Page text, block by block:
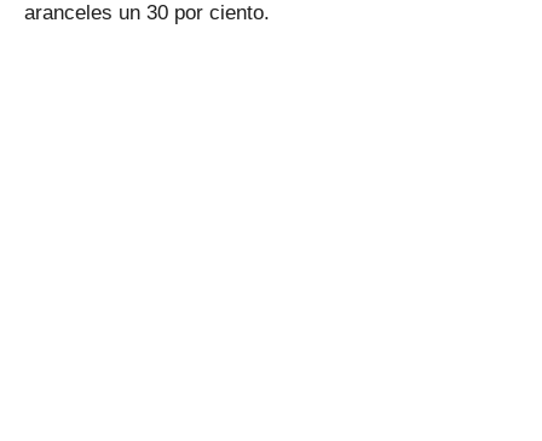
aranceles un 30 por ciento.